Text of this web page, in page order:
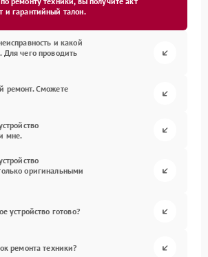
и гарантийный талон.
и какой
чего проводить
ремонт. Сможете
мне.
оригинальными
устройство готово?
ремонта техники?